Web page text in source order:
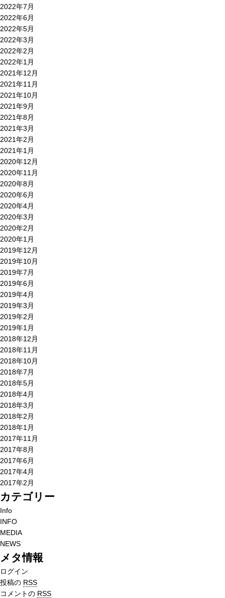
2022年7月
2022年6月
2022年5月
2022年3月
2022年2月
2022年1月
2021年12月
2021年11月
2021年10月
2021年9月
2021年8月
2021年3月
2021年2月
2021年1月
2020年12月
2020年11月
2020年8月
2020年6月
2020年4月
2020年3月
2020年2月
2020年1月
2019年12月
2019年10月
2019年7月
2019年6月
2019年4月
2019年3月
2019年2月
2019年1月
2018年12月
2018年11月
2018年10月
2018年7月
2018年5月
2018年4月
2018年3月
2018年2月
2018年1月
2017年11月
2017年8月
2017年6月
2017年4月
2017年2月
カテゴリー
Info
INFO
MEDIA
NEWS
メタ情報
ログイン
投稿の RSS
コメントの RSS